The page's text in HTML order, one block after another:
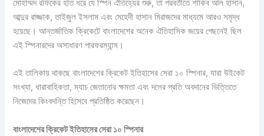
মোহাম্মদ রফিকের হাত ধরে যে স্পিন ঐতিহ্যের শুরু, তা পরবর্তীতে শাকিব আল হাসান,
আব্দুর রাজ্জাক, তাইজুল ইসলাম এবং মেহেদী হাসান মিরাজদের মাধ্যমে আরও সমৃদ্ধ
হয়েছে। আন্তর্জাতিক ক্রিকেটে বাংলাদেশের অনেক ঐতিহাসিক জয়ের পেছনেই ছিল
এই স্পিনারদের অসাধারণ পারফরম্যান্স।
এই তালিকায় থাকছে বাংলাদেশের ক্রিকেট ইতিহাসের সেরা ১০ স্পিনার, যারা উইকেট
সংখ্যা, ধারাবাহিকতা, ম্যাচ জেতানোর ক্ষমতা এবং দলের প্রতি অবদানের ভিত্তিতে
নিজেদের কিংবদন্তি হিসেবে প্রতিষ্ঠিত করেছেন।
বাংলাদেশের ক্রিকেট ইতিহাসের সেরা ১০ স্পিনার